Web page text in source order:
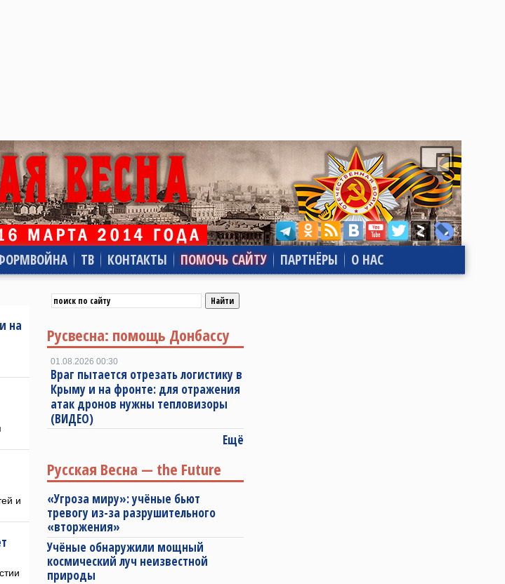
ТВ КОНТАКТЫ ПОМОЧЬ САЙТУ ПАРТНЁРЫ О НАС
на
и
Русвесна: помощь Донбассу
01.08.2026 00:30
Враг пытается отрезать логистику в
Крыму и на фронте: для отражения
атак дронов нужны тепловизоры
(ВИДЕО)
Ещё
Русская Весна — the Future
«Угроза миру»: учёные бьют
тревогу из-за разрушительного
«вторжения»
Учёные обнаружили мощный
космический луч неизвестной
природы